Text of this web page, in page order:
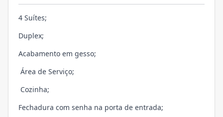
4 Suítes;
Duplex;
Acabamento em gesso;
Área de Serviço;
Cozinha;
Fechadura com senha na porta de entrada;